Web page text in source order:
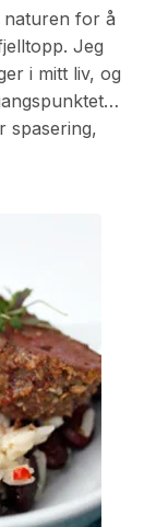
naturen for å
Jeg
i mitt liv, og
spasering,